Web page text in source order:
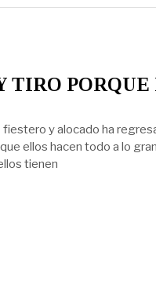
TIRO
fiestero y alocado ha
ellos hacen todo a lo
tienen